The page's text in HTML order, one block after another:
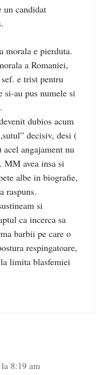
un candidat
morala e pierduta.
a Romaniei,
e trist pentru
si-au pus numele si
dubios acum
decisiv, desi (
angajament nu
avea insa si
albe in biografie,
raspuns.
si
ca incerca sa
barbii pe care o
respingatoare,
limita blasfemiei
8:19 am